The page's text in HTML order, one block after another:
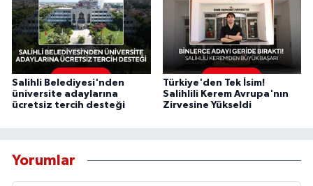
Salihli Belediyesi'nden
üniversite adaylarına
ücretsiz tercih desteği
Türkiye'den Tek İsim!
Salihlili Kerem Avrupa'nın
Zirvesine Yükseldi
Yorumlar